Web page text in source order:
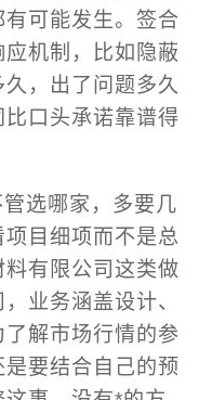
可能发生。签合
机制，比如隐蔽
，出了问题多久
口头承诺靠谱得
选哪家，多要几
目细项而不是总
有限公司这类做
业务涵盖设计、
解市场行情的参
要结合自己的预